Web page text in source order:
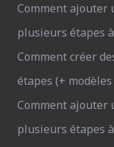
Comment ajouter
plusieurs étapes
Comment créer
étapes (+
Comment ajouter
plusieurs étapes